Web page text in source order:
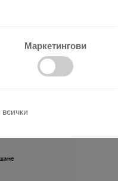
без да нарушават
Маркетингови